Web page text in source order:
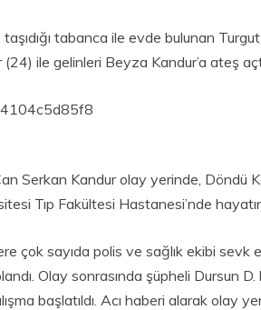
tabanca ile evde bulunan
ile gelinleri Beyza Kandur’a ateş
Serkan Kandur olay yerinde, Döndü
Tıp Fakültesi Hastanesi’nde
çok sayıda polis ve sağlık ekibi
Olay sonrasında şüpheli Dursun D.
başlatıldı. Acı haberi alarak olay